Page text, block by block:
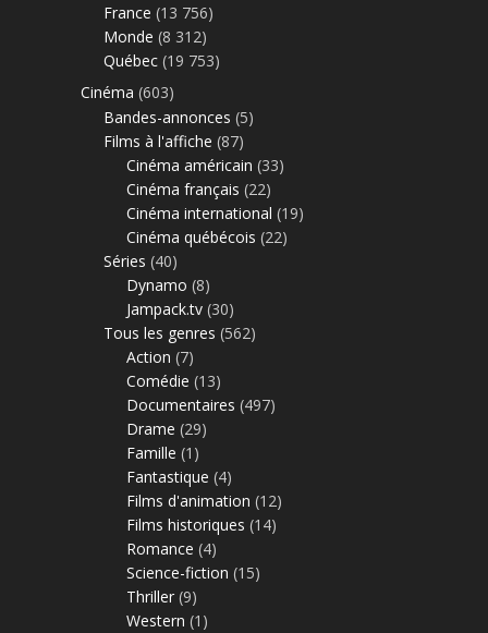
France (13 756)
Monde (8 312)
Québec (19 753)
Cinéma (603)
Bandes-annonces (5)
Films à l'affiche (87)
Cinéma américain (33)
Cinéma français (22)
Cinéma international (19)
Cinéma québécois (22)
Séries (40)
Dynamo (8)
Jampack.tv (30)
Tous les genres (562)
Action (7)
Comédie (13)
Documentaires (497)
Drame (29)
Famille (1)
Fantastique (4)
Films d'animation (12)
Films historiques (14)
Romance (4)
Science-fiction (15)
Thriller (9)
Western (1)